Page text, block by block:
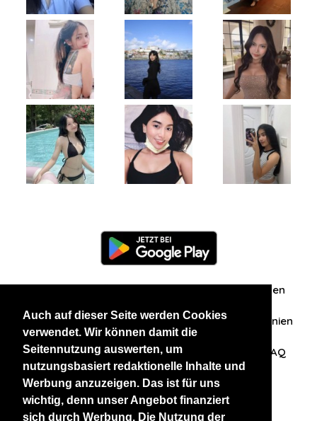
Auch auf dieser Seite werden Cookies
verwendet. Wir können damit die
Seitennutzung auswerten, um
nutzungsbasiert redaktionelle Inhalte und
Werbung anzuzeigen. Das ist für uns
wichtig, denn unser Angebot finanziert
sich durch Werbung. Die Nutzung der
Zuschriften/Erfahrungen
Datenschutzerklärung AGB Datenschutzrichtlinien
Nehmen Sie Kontakt mit uns auf FAQ
Unsere anderen Websites